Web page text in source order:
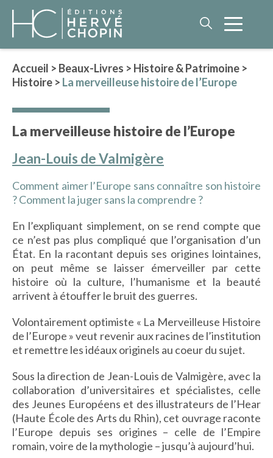
ROMAN HISTORIQUE
POLAR
LITTÉRATURE GÉNÉRALE
PHILOSOPHIE
BEAUX-LIVRES
IMAGES D’ANTAN & 100% VINTAGE
HISTOIRE & PATRIMOINE
ART & CULTURE
JEUNESSE
TERRES D’OUTRE-MER
ART & CULTURE
HISTOIRE & PATRIMOINE
NATURE & ENVIRONNEMENT
Accueil > Beaux-Livres > Histoire & Patrimoine >
Histoire > La merveilleuse histoire de l’Europe
La merveilleuse histoire de l’Europe
Jean-Louis de Valmigère
Comment aimer l’Europe sans connaître son histoire
? Comment la juger sans la comprendre ?
En l’expliquant simplement, on se rend compte que
ce n’est pas plus compliqué que l’organisation d’un
État. En la racontant depuis ses origines lointaines,
on peut même se laisser émerveiller par cette
histoire où la culture, l’humanisme et la beauté
arrivent à étouffer le bruit des guerres.
Volontairement optimiste « La Merveilleuse Histoire
de l’Europe » veut revenir aux racines de l’institution
et remettre les idéaux originels au coeur du sujet.
Sous la direction de Jean-Louis de Valmigère, avec la
collaboration d’universitaires et spécialistes, celle
des Jeunes Européens et des illustrateurs de l’Hear
(Haute École des Arts du Rhin), cet ouvrage raconte
l’Europe depuis ses origines – celle de l’Empire
romain, voire de la mythologie – jusqu’à aujourd’hui.